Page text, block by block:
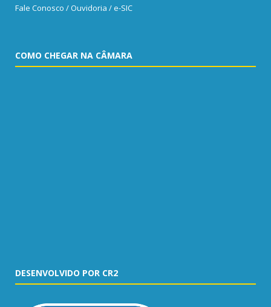
Fale Conosco / Ouvidoria / e-SIC
COMO CHEGAR NA CÂMARA
DESENVOLVIDO POR CR2